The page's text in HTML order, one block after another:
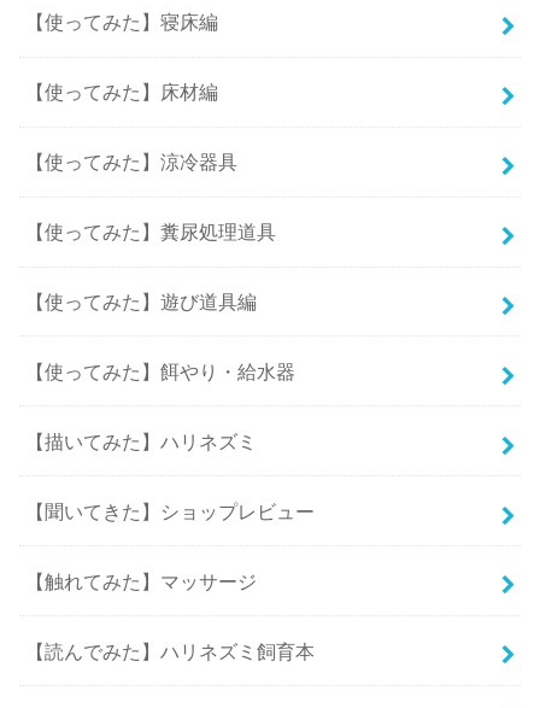
【使ってみた】寝床編
【使ってみた】床材編
【使ってみた】涼冷器具
【使ってみた】糞尿処理道具
【使ってみた】遊び道具編
【使ってみた】餌やり・給水器
【描いてみた】ハリネズミ
【聞いてきた】ショップレビュー
【触れてみた】マッサージ
【読んでみた】ハリネズミ飼育本